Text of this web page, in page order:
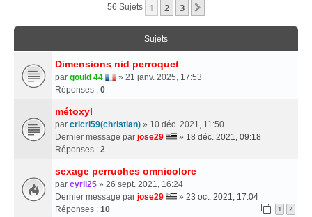
56 Sujets 1 2 3
Sujets
Dimensions nid perroquet
par gould 44
» 21 janv. 2025, 17:53
Réponses : 0
métoxyl
par cricri59(christian) » 10 déc. 2021, 11:50
Dernier message par jose29 » 18 déc. 2021, 09:18
Réponses : 2
sexage perruches omnicolore
par cyril25 » 26 sept. 2021, 16:24
Dernier message par jose29 » 23 oct. 2021, 17:04
Réponses : 10 1 2